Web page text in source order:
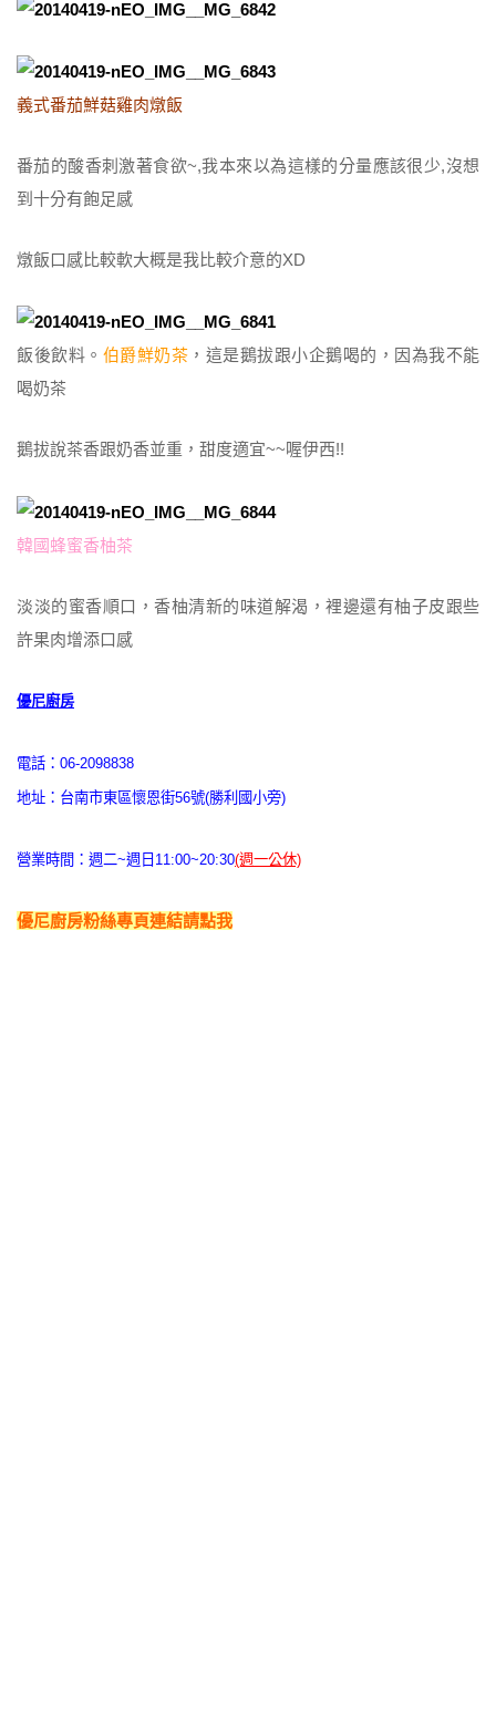
義式番茄鮮菇雞肉燉飯
番茄的酸香刺激著食欲~,我本來以為這樣的分量應該很少,沒想
到十分有飽足感
燉飯口感比較軟大概是我比較介意的XD
飯後飲料。 伯爵鮮奶茶 ，這是鵝拔跟小企鵝喝的，因為我不能
喝奶茶
鵝拔說茶香跟奶香並重，甜度適宜~~喔伊西!!
韓國蜂蜜香柚茶
淡淡的蜜香順口，香柚清新的味道解渴，裡邊還有柚子皮跟些
許果肉增添口感
優尼廚房
電話：06-2098838
地址：台南市東區懷恩街56號(勝利國小旁)
營業時間：週二~週日11:00~20:30(週一公休)
優尼廚房粉絲專頁連結請點我